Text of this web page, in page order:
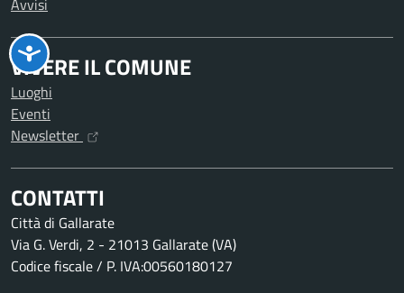
Avvisi
VIVERE IL COMUNE
Luoghi
Eventi
Newsletter
CONTATTI
Città di Gallarate
Via G. Verdi, 2 - 21013 Gallarate (VA)
Codice fiscale / P. IVA:00560180127